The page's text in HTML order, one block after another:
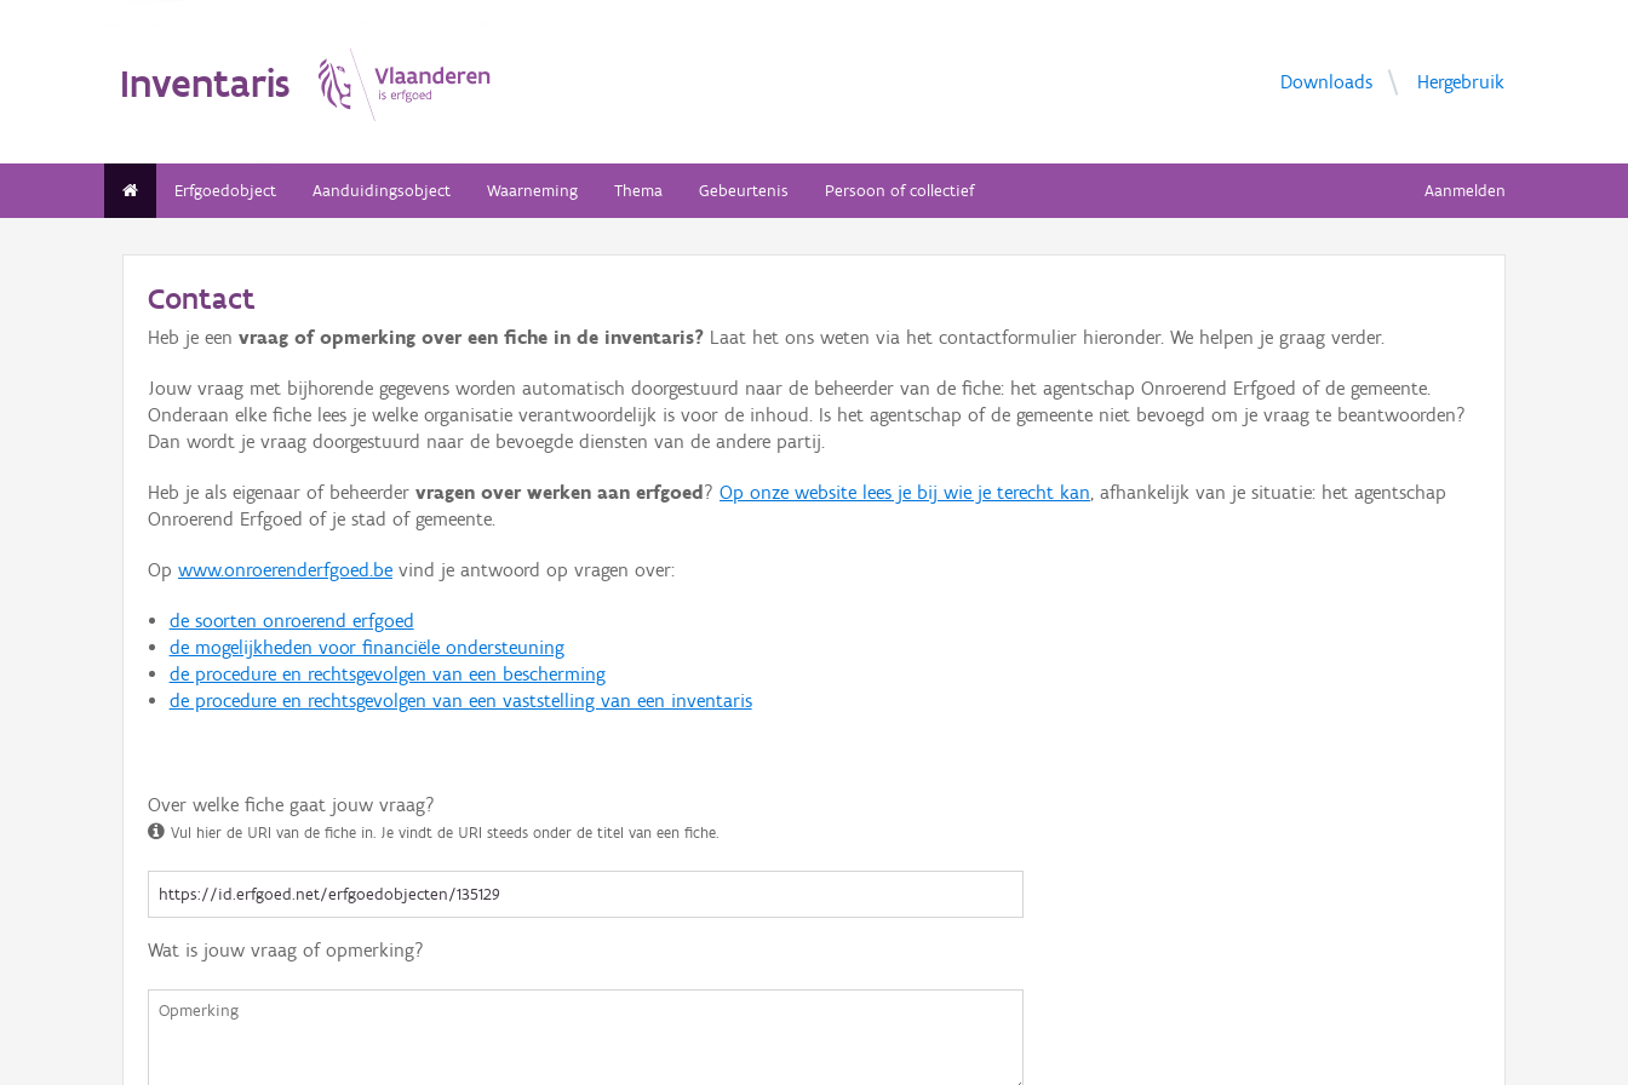
Inventaris Downloads Hergebruik
Erfgoedobject Aanduidingsobject Waarneming Thema Gebeurtenis Persoon of collectief Aanmelden
Contact
Heb je een vraag of opmerking over een fiche in de inventaris? Laat het ons weten via het contactformulier hieronder. We helpen je graag verder.
Jouw vraag met bijhorende gegevens worden automatisch doorgestuurd naar de beheerder van de fiche: het agentschap Onroerend Erfgoed of de gemeente.
Onderaan elke fiche lees je welke organisatie verantwoordelijk is voor de inhoud. Is het agentschap of de gemeente niet bevoegd om je vraag te beantwoorden?
Dan wordt je vraag doorgestuurd naar de bevoegde diensten van de andere partij.
Heb je als eigenaar of beheerder vragen over werken aan erfgoed ? Op onze website lees je bij wie je terecht kan, afhankelijk van je situatie: het agentschap
Onroerend Erfgoed of je stad of gemeente.
Op www.onroerenderfgoed.be vind je antwoord op vragen over:
de soorten onroerend erfgoed
de mogelijkheden voor financiële ondersteuning
de procedure en rechtsgevolgen van een bescherming
de procedure en rechtsgevolgen van een vaststelling van een inventaris
Over welke fiche gaat jouw vraag?
Vul hier de URI van de fiche in. Je vindt de URI steeds onder de titel van een fiche.
Wat is jouw vraag of opmerking?